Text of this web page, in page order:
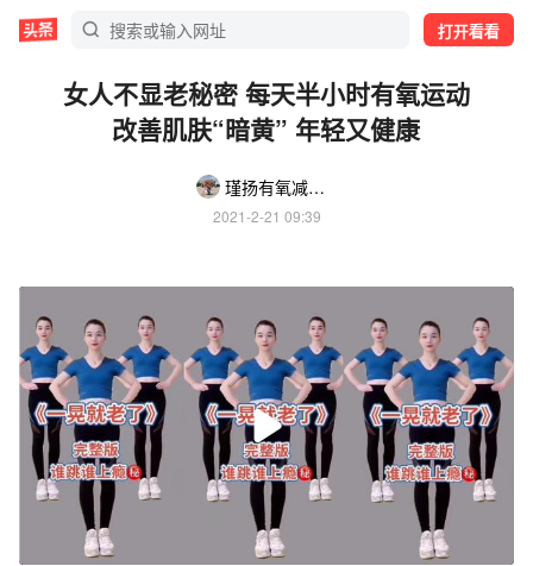
打开看看
女人不显老秘密 每天半小时有氧运动
改善肌肤“暗黄” 年轻又健康
瑾扬有氧减脂操
2021-2-21 09:39